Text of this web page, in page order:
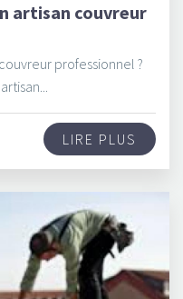
artisan couvreur
professionnel ?
LIRE PLUS